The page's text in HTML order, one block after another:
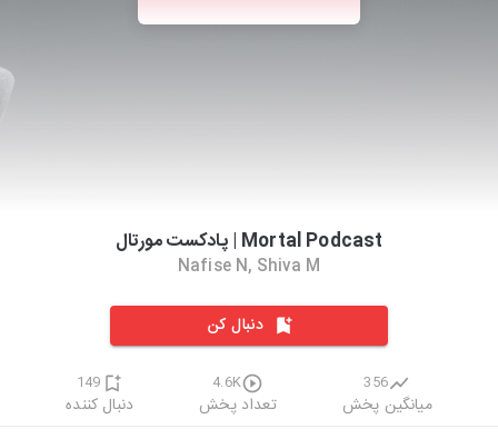
Mortal Podcast | پادکست مورتال
Nafise N, Shiva M
دنبال کن
356
میانگین پخش
4.6K
تعداد پخش
149
دنبال کننده